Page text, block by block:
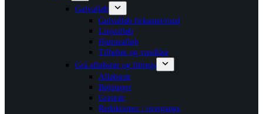
Gulvafløb
Gulvafløb firkantet/rund
Linjeafløb
Hjørneafløb
Tilbehør og vandlåse
Grå afløbsrør og fittings
Afløbsrør
Bøjninger
Grenrør
Reduktioner / overgange